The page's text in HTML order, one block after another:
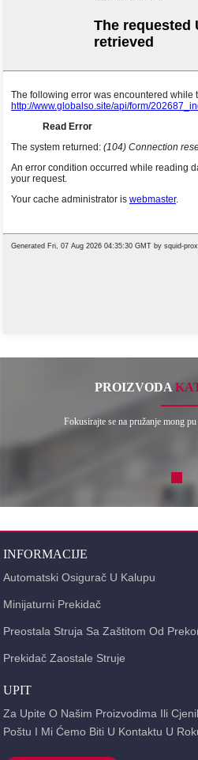
PROIZVODA
Fokusirajte se na pružanje mong
INFORMACIJE
Automatski Osigurač U Kalupu
Minijaturni Prekidač
Preostala Struja Sa Zaštitom Od
Prekidač Zaostale Struje
UPIT
Za Upite O Našim Proizvodima Ili
Poštu I Mi Ćemo Biti U Kontaktu U